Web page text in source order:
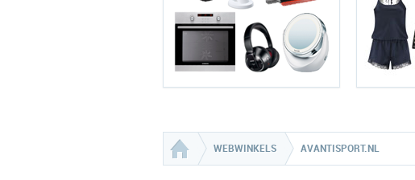
WEBWINKELS AVANTISPORT.NL